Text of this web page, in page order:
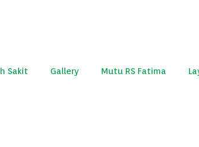
Sakit Gallery Mutu RS Fatima